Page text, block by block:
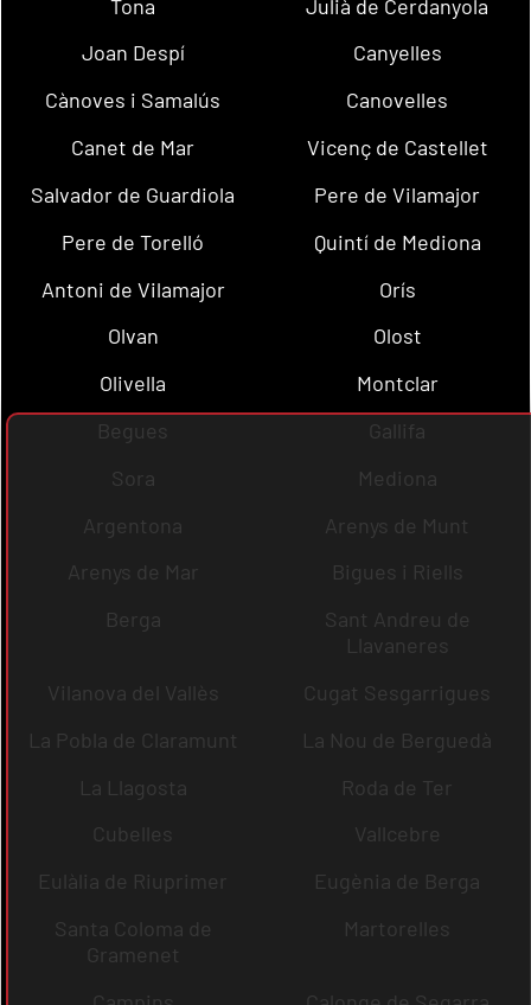
Tona
Julià de Cerdanyola
Joan Despí
Canyelles
Cànoves i Samalús
Canovelles
Canet de Mar
Vicenç de Castellet
Salvador de Guardiola
Pere de Vilamajor
Pere de Torelló
Quintí de Mediona
Antoni de Vilamajor
Orís
Olvan
Olost
Olivella
Montclar
Begues
Gallifa
Sora
Mediona
Argentona
Arenys de Munt
Arenys de Mar
Bigues i Riells
Berga
Sant Andreu de
Llavaneres
Vilanova del Vallès
Cugat Sesgarrigues
La Pobla de Claramunt
La Nou de Berguedà
La Llagosta
Roda de Ter
Cubelles
Vallcebre
Eulàlia de Riuprimer
Eugènia de Berga
Santa Coloma de
Gramenet
Martorelles